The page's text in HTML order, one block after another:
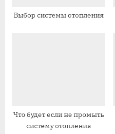
Выбор системы отопления
Что будет если не промыть
систему отопления